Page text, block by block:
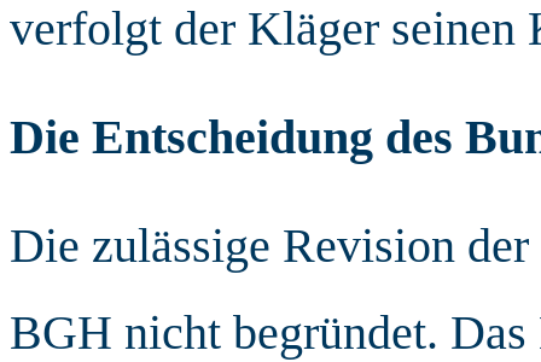
verfolgt der Kläger seinen
Die Entscheidung des
Die zulässige Revision
BGH nicht begründet.